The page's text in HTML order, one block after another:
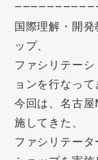
国際理解・開
ップ、
ファシリテーシ
ョンを行なって
今回は、名古屋
施してきた、
ファシリテー